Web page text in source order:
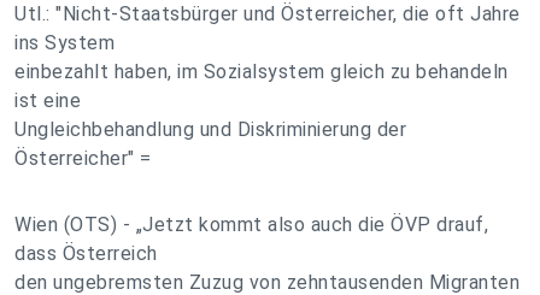
Utl.: "Nicht-Staatsbürger und Österreicher, die oft Jahre
ins System
einbezahlt haben, im Sozialsystem gleich zu behandeln
ist eine
Ungleichbehandlung und Diskriminierung der
Österreicher" =
Wien (OTS) - „Jetzt kommt also auch die ÖVP drauf,
dass Österreich
den ungebremsten Zuzug von zehntausenden Migranten